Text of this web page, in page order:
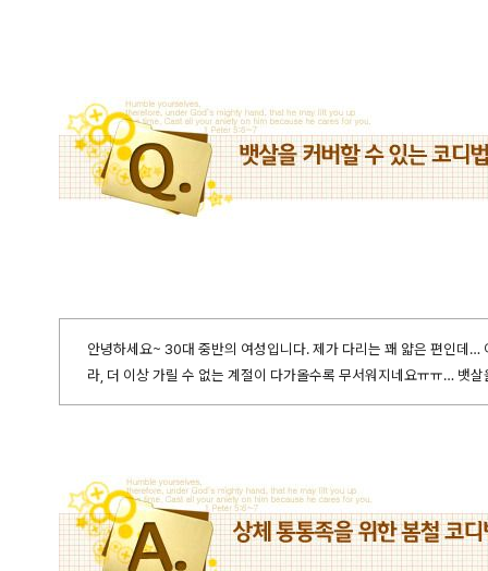
안녕하세요~ 30대 중반의 여성입니다. 제가 다리는 꽤 얇은 편인데…
라, 더 이상 가릴 수 없는 계절이 다가올수록 무서워지네요ㅠㅠ… 뱃